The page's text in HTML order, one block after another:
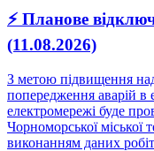
⚡ Планове
(11.08.2026)
З метою підвищення
попередження аварій
електромережі буде
Чорноморської міської
виконанням даних